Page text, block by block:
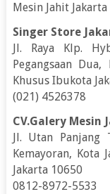
Mesin Jahit Jakarta
Singer Store
Jl. Raya Klp.
Pegangsaan
Khusus Ibukota
(021) 4526378
CV.Galery Mesin
Jl. Utan Panjang
Kemayoran, Kota
Jakarta 10650
0812-8972-5533